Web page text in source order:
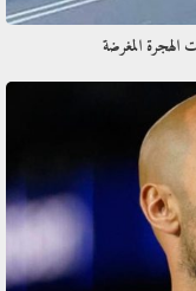
الهجرة المغرضة